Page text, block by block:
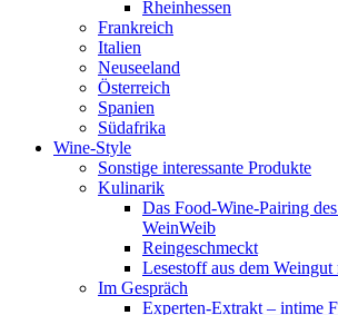
Rheinhessen
Frankreich
Italien
Neuseeland
Österreich
Spanien
Südafrika
Wine-Style
Sonstige interessante Produkte
Kulinarik
Das Food-Wine-Pairing
WeinWeib
Reingeschmeckt
Lesestoff aus dem Weingut
Im Gespräch
Experten-Extrakt – intime